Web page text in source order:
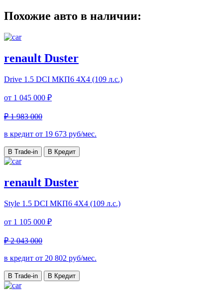
Похожие авто в наличии:
renault Duster
Drive 1.5 DCI МКП6 4Х4 (109 л.с.)
от 1 045 000 ₽
₽ 1 983 000
в кредит от 19 673 руб/мес.
В Trade-in В Кредит
renault Duster
Style 1.5 DCI МКП6 4Х4 (109 л.с.)
от 1 105 000 ₽
₽ 2 043 000
в кредит от 20 802 руб/мес.
В Trade-in В Кредит